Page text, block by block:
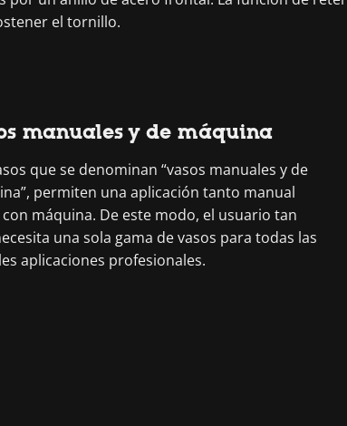
el tornillo.
manuales y de máquina
que se denominan “vasos manuales y de
permiten una aplicación tanto manual
máquina. De este modo, el usuario tan
una sola gama de vasos para todas las
aplicaciones profesionales.